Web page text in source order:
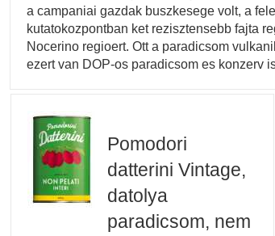
a campaniai gazdak buszkesege volt, a
kutatokozpontban ket rezisztensebb fajta
Nocerino regioert. Ott a paradicsom
ezert van DOP-os paradicsom es konzerv
Pomodori
datterini Vintage,
datolya
paradicsom, nem